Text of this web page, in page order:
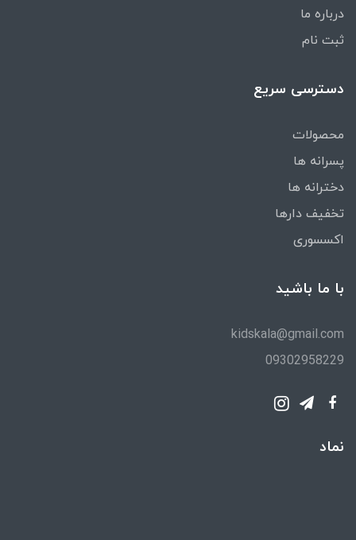
درباره ما
ثبت نام
دسترسی سریع
محصولات
پسرانه ها
دخترانه ها
تخفیف دارها
اکسسوری
با ما باشید
kidskala@gmail.com
09302958229
نماد